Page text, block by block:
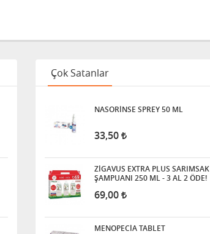
Çok Satanlar
NASORİNSE SPREY 50 ML
33,50
ZİGAVUS EXTRA PLUS SARIMSAK
ŞAMPUANI 250 ML - 3 AL 2 ÖDE!
69,00
MENOPECİA TABLET